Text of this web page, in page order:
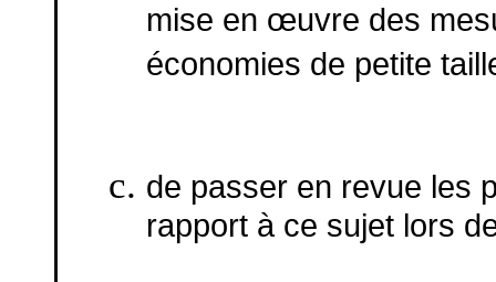
mise en œuvre des
économies de petite
de passer en revue les
rapport à ce sujet lors